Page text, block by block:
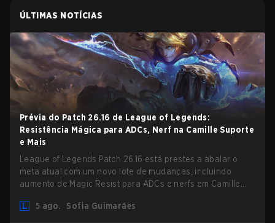
ÚLTIMAS NOTÍCIAS
Prévia do Patch 26.16 de League of Legends:
Resistência Mágica para ADCs, Nerf na Camille Suporte
e Mais
League of Legends Patch 26.16 está prestes a abalar o
meta atual com um novo lote de mudanças, incluindo
aumento de Magic Resist para ADCs e nerfs em Camille
5 ago.
Sofia Guimarães